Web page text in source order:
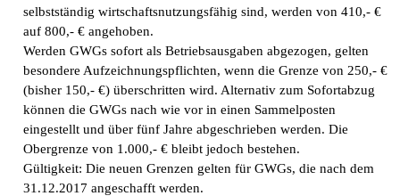
selbstständig wirtschaftsnutzungsfähig sind, werden von 410,- €
auf 800,- € angehoben.
Werden GWGs sofort als Betriebsausgaben abgezogen, gelten
besondere Aufzeichnungspflichten, wenn die Grenze von 250,- €
(bisher 150,- €) überschritten wird. Alternativ zum Sofortabzug
können die GWGs nach wie vor in einen Sammelposten
eingestellt und über fünf Jahre abgeschrieben werden. Die
Obergrenze von 1.000,- € bleibt jedoch bestehen.
Gültigkeit: Die neuen Grenzen gelten für GWGs, die nach dem
31.12.2017 angeschafft werden.